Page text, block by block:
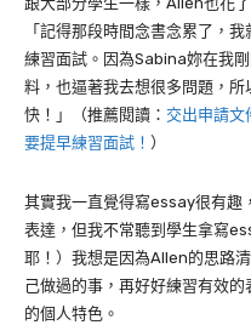
「記得那段時間念書念累了，
練習面試。因為Sabina妳在我
料，也逼著我去想很多問題，所
快！」（推薦閱讀： 交出申請文
要提早練習面試！ ）
其實我一直覺得寫essay很有趣
表達，但我不常聽到學生拿寫
耶！）我想是因為Allen的思路
己做過的事，再好好練習有效
的個人特色。